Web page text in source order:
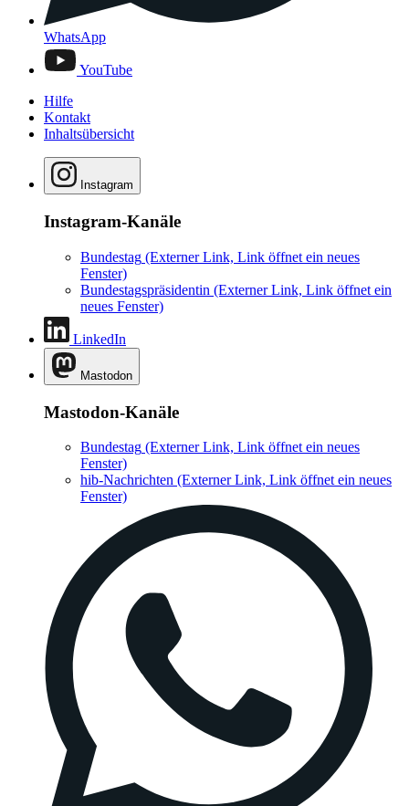
WhatsApp
YouTube
Hilfe
Kontakt
Inhaltsübersicht
Instagram
Instagram-Kanäle
Bundestag (Externer Link, Link öffnet ein neues
Fenster)
Bundestagspräsidentin (Externer Link, Link öffnet ein
neues Fenster)
LinkedIn
Mastodon
Mastodon-Kanäle
Bundestag (Externer Link, Link öffnet ein neues
Fenster)
hib-Nachrichten (Externer Link, Link öffnet ein neues
Fenster)